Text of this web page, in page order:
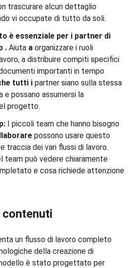
trascurare alcun dettaglio
vi occupate di tutto da soli.
è essenziale per i partner di
. Aiuta a organizzare i ruoli
a distribuire compiti specifici
importanti in tempo
tutti i partner siano sulla stessa
e possano assumersi la
progetto.
I piccoli team che hanno bisogno
possono usare questo
traccia dei vari flussi di lavoro.
team può vedere chiaramente
e cosa richiede attenzione
contenuti
un flusso di lavoro completo
della creazione di
è stato progettato per